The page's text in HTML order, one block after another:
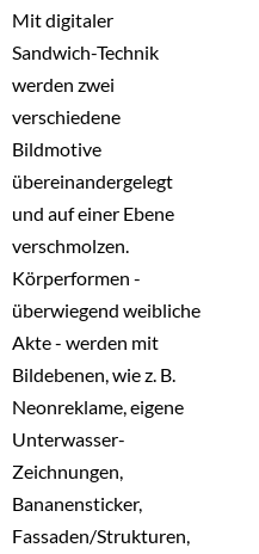
Mit digitaler
Sandwich-Technik
werden zwei
verschiedene
Bildmotive
übereinandergelegt
und auf einer Ebene
verschmolzen.
Körperformen -
überwiegend weibliche
Akte - werden mit
Bildebenen, wie z. B.
Neonreklame, eigene
Unterwasser-
Zeichnungen,
Bananensticker,
Fassaden/Strukturen,